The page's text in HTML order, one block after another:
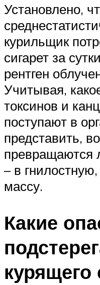
Установлено,
курильщик
сигарет за
рентген
Учитывая,
токсинов и
поступают в
представить,
превращаются
– в
массу.
Какие
курящего